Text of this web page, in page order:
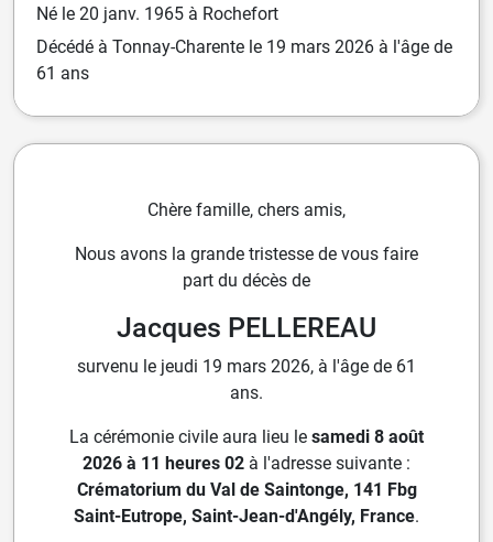
Né le 20 janv. 1965 à Rochefort
Décédé à Tonnay-Charente le 19 mars 2026 à l'âge de
61 ans
Chère famille, chers amis,
Nous avons la grande tristesse de vous faire
part du décès de
Jacques PELLEREAU
survenu le jeudi 19 mars 2026, à l'âge de 61
ans.
La cérémonie civile aura lieu le samedi 8 août
2026 à 11 heures 02 à l'adresse suivante :
Crématorium du Val de Saintonge, 141 Fbg
Saint-Eutrope, Saint-Jean-d'Angély, France.